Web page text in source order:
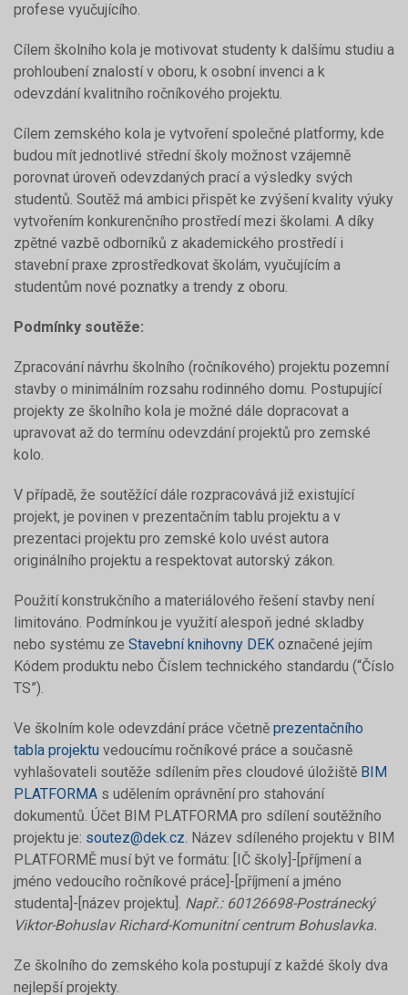
profese vyučujícího.
Cílem školního kola je motivovat studenty k dalšímu studiu a
prohloubení znalostí v oboru, k osobní invenci a k
odevzdání kvalitního ročníkového projektu.
Cílem zemského kola je vytvoření společné platformy, kde
budou mít jednotlivé střední školy možnost vzájemně
porovnat úroveň odevzdaných prací a výsledky svých
studentů. Soutěž má ambici přispět ke zvýšení kvality výuky
vytvořením konkurenčního prostředí mezi školami. A díky
zpětné vazbě odborníků z akademického prostředí i
stavební praxe zprostředkovat školám, vyučujícím a
studentům nové poznatky a trendy z oboru.
Podmínky soutěže:
Zpracování návrhu školního (ročníkového) projektu pozemní
stavby o minimálním rozsahu rodinného domu. Postupující
projekty ze školního kola je možné dále dopracovat a
upravovat až do termínu odevzdání projektů pro zemské
kolo.
V případě, že soutěžící dále rozpracovává již existující
projekt, je povinen v prezentačním tablu projektu a v
prezentaci projektu pro zemské kolo uvést autora
originálního projektu a respektovat autorský zákon.
Použití konstrukčního a materiálového řešení stavby není
limitováno. Podmínkou je využití alespoň jedné skladby
nebo systému ze Stavební knihovny DEK označené jejím
Kódem produktu nebo Číslem technického standardu (“Číslo
TS”).
Ve školním kole odevzdání práce včetně prezentačního
tabla projektu vedoucímu ročníkové práce a současně
vyhlašovateli soutěže sdílením přes cloudové úložiště BIM
PLATFORMA s udělením oprávnění pro stahování
dokumentů. Účet BIM PLATFORMA pro sdílení soutěžního
projektu je: soutez@dek.cz. Název sdíleného projektu v BIM
PLATFORMĚ musí být ve formátu: [IČ školy]-[příjmení a
jméno vedoucího ročníkové práce]-[příjmení a jméno
studenta]-[název projektu]. Např.: 60126698-Postránecký
Viktor-Bohuslav Richard-Komunitní centrum Bohuslavka.
Ze školního do zemského kola postupují z každé školy dva
nejlepší projekty.